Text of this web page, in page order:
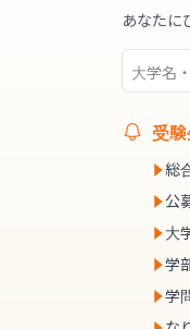
あなたに
受
総
公
大
学
学